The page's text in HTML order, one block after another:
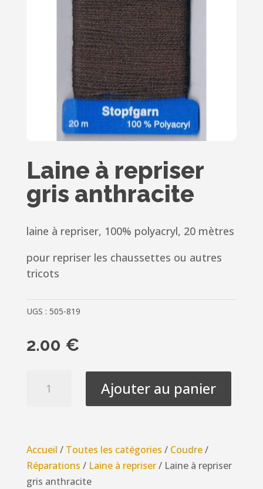
Laine à repriser
gris anthracite
laine à repriser, 100% polyacryl, 20 mètres
pour repriser les chaussettes ou autres
tricots
UGS : 505-819
2.00 €
gris
anthracite
Ajouter au panier
Accueil / Toutes les catégories / Coudre/
Réparations / Laine à repriser/ Laine à repriser
gris anthracite